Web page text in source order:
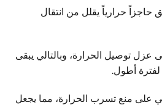
حاجزاً حرارياً يقلل من انتقال
عزل توصيل الحرارة، وبالتالي يبقى
لفترة أطول.
على منع تسرب الحرارة، مما يجعل